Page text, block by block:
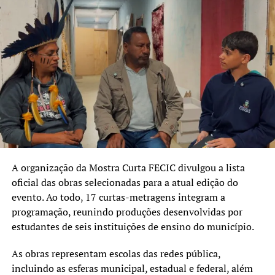
A organização da Mostra Curta FECIC divulgou a lista
oficial das obras selecionadas para a atual edição do
evento. Ao todo, 17 curtas-metragens integram a
programação, reunindo produções desenvolvidas por
estudantes de seis instituições de ensino do município.
As obras representam escolas das redes pública,
incluindo as esferas municipal, estadual e federal, além